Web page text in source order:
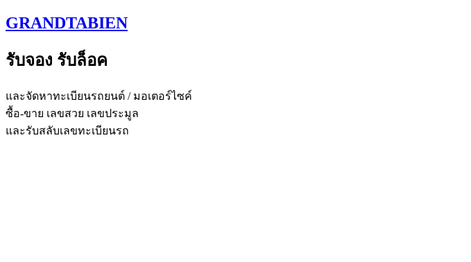
Skip
to
GRANDTABIEN
รับจอง รับล็อค
และจัดหาทะเบียนรถยนต์ / มอเตอร์ไซค์
ซื้อ-ขาย เลขสวย เลขประมูล
และรับสลับเลขทะเบียนรถ